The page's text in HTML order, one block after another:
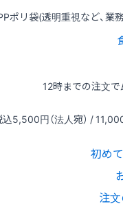
ポリ袋(透明重視など、業
12時までの注文で
込5,500円（法人宛） /
初め
注